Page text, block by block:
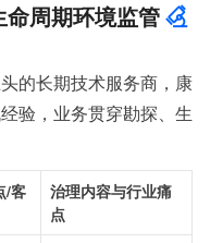
周期环境监管
的长期技术服务商，康
验，业务贯穿勘探、生
/客
治理内容与行业痛
点